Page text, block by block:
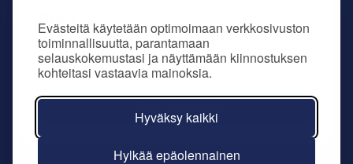
Evästeitä käytetään optimoimaan verkkosivuston
toiminnallisuutta, parantamaan
selauskokemustasi ja näyttämään kiinnostuksen
kohteitasi vastaavia mainoksia.
Hyväksy kaikki
Hylkää epäolennainen
Pysy ajan tasalla kaikesta SALUS Controlsista
tilaamalla uutiskirjeemme.